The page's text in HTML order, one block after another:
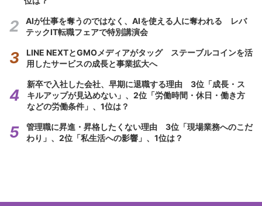
AIが仕事を奪うのではなく、AIを使える人に奪われる レバ
テックIT転職フェアで特別講演会
LINE NEXTとGMOメディアがタッグ ステーブルコインを活
用したサービスの成長と事業拡大へ
新卒で入社した会社、早期に退職する理由 3位「成長・ス
キルアップが見込めない」、2位「労働時間・休日・働き方
などの労働条件」、1位は？
管理職に昇進・昇格したくない理由 3位「現場業務へのこだ
わり」、2位「私生活への影響」、1位は？